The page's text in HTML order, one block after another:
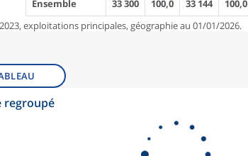
Ensemble
33 300 100,0 33 144 100,0
exploitations principales, géographie au 01/01/2026.
regroupé